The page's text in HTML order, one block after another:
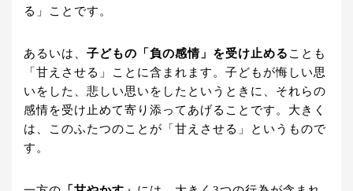
る」ことです。
あるいは、 子どもの「負の感情」を受け止める ことも
「甘えさせる」ことに含まれます。子どもが悔しい思
いをした、悲しい思いをしたというときに、それらの
感情を受け止めて寄り添ってあげることです。大きく
は、このふたつのことが「甘えさせる」というもので
す。